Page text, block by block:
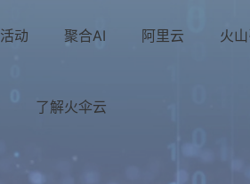
活动 聚合AI 阿里云 火
了解火伞云